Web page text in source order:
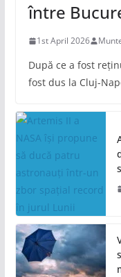
între
1st April 2026
După ce a fost
fost dus la Cluj-